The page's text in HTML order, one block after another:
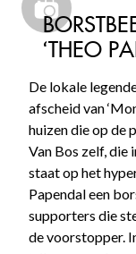
‘THEO
De lokale
afscheid van
huizen die op de
Van Bos zelf,
staat op het
Papendal een
supporters die
de voorstopper.